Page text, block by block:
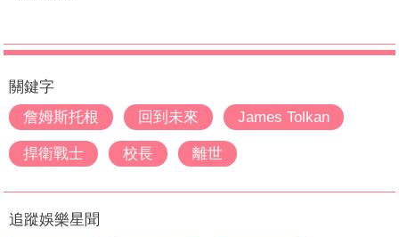
關鍵字
詹姆斯托根
回到未來 James Tolkan
捍衛戰士 校長 離世
追蹤娛樂星聞